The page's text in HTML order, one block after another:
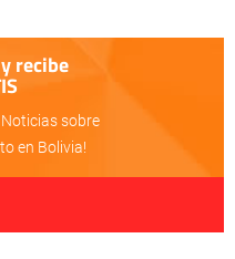
recibe
sobre
en Bolivia!